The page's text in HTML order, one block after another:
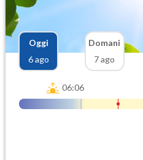
Oggi
6 ago
Domani
7 ago
06:06